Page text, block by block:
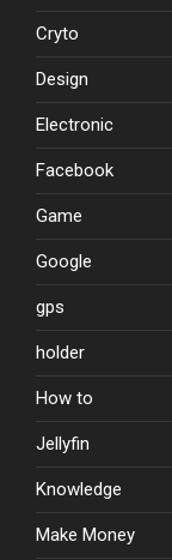
Cryto
Design
Electronic
Facebook
Game
Google
gps
holder
How to
Jellyfin
Knowledge
Make Money